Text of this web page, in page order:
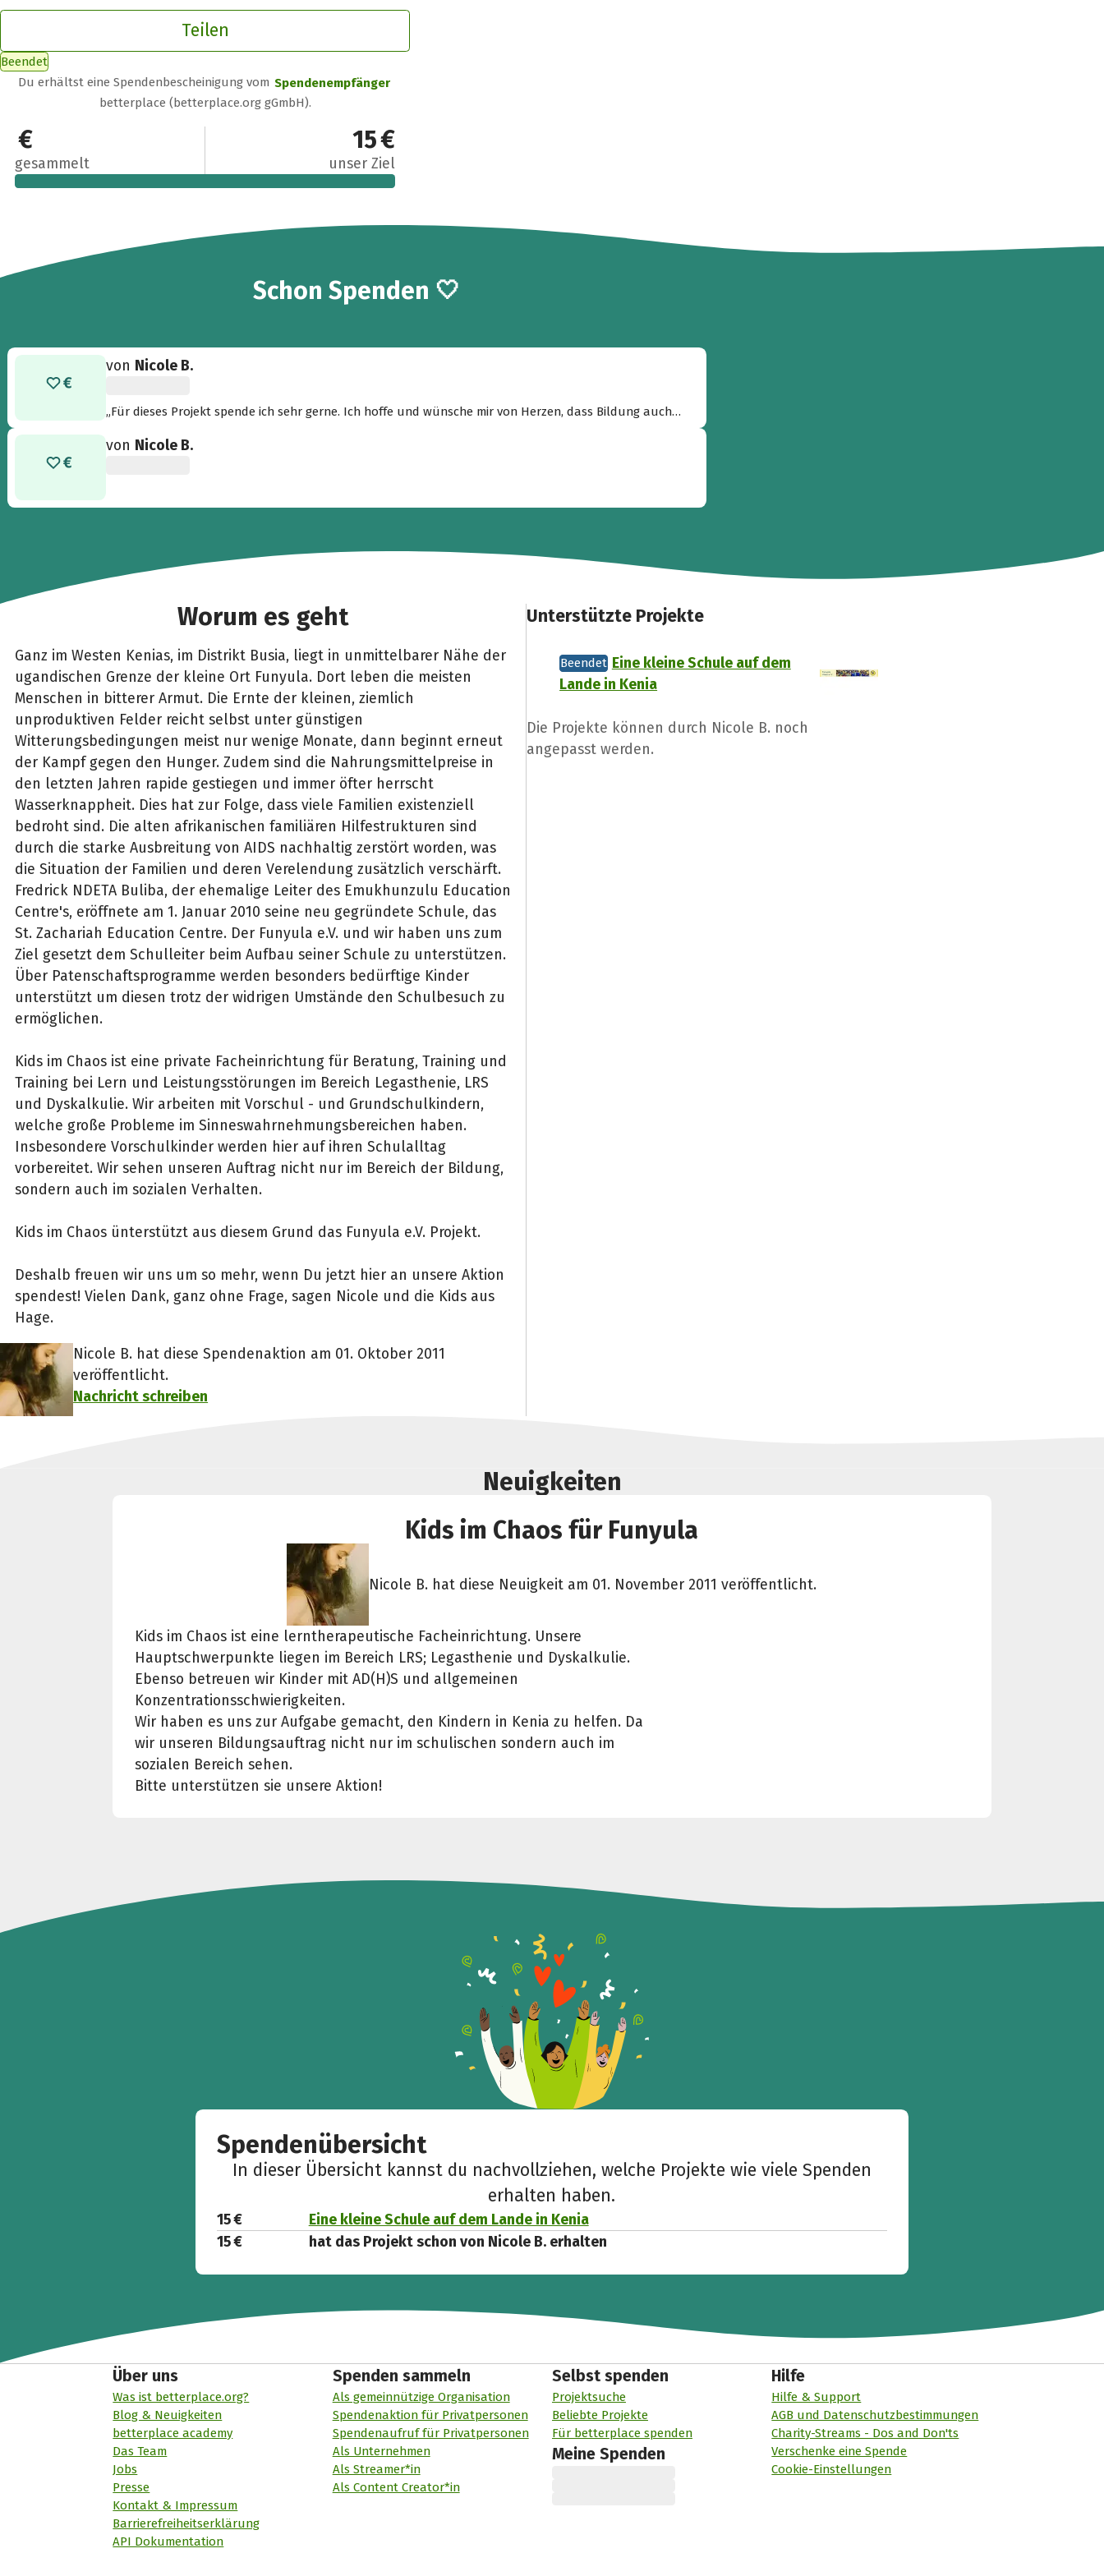
Teilen
Beendet
Du erhältst eine Spendenbescheinigung vom Spendenempfänger
betterplace (betterplace.org gGmbH).
15 €
gesammelt
15 €
unser Ziel
Schon2
Spenden 🤍
von Nicole B.
„Für dieses Projekt spende ich sehr gerne. Ich hoffe und wünsche mir von Herzen, dass Bildung auch
von Nicole B.
Worum es geht
Ganz im Westen Kenias, im Distrikt Busia, liegt in unmittelbarer Nähe der
ugandischen Grenze der kleine Ort Funyula. Dort leben die meisten
Menschen in bitterer Armut. Die Ernte der kleinen, ziemlich
unproduktiven Felder reicht selbst unter günstigen
Witterungsbedingungen meist nur wenige Monate, dann beginnt erneut
der Kampf gegen den Hunger. Zudem sind die Nahrungsmittelpreise in
den letzten Jahren rapide gestiegen und immer öfter herrscht
Wasserknappheit. Dies hat zur Folge, dass viele Familien existenziell
bedroht sind. Die alten afrikanischen familiären Hilfestrukturen sind
durch die starke Ausbreitung von AIDS nachhaltig zerstört worden, was
die Situation der Familien und deren Verelendung zusätzlich verschärft.
Fredrick NDETA Buliba, der ehemalige Leiter des Emukhunzulu Education
Centre's, eröffnete am 1. Januar 2010 seine neu gegründete Schule, das
St. Zachariah Education Centre. Der Funyula e.V. und wir haben uns zum
Ziel gesetzt dem Schulleiter beim Aufbau seiner Schule zu unterstützen.
Über Patenschaftsprogramme werden besonders bedürftige Kinder
unterstützt um diesen trotz der widrigen Umstände den Schulbesuch zu
ermöglichen.
Kids im Chaos ist eine private Facheinrichtung für Beratung, Training und
Training bei Lern und Leistungsstörungen im Bereich Legasthenie, LRS
und Dyskalkulie. Wir arbeiten mit Vorschul - und Grundschulkindern,
welche große Probleme im Sinneswahrnehmungsbereichen haben.
Insbesondere Vorschulkinder werden hier auf ihren Schulalltag
vorbereitet. Wir sehen unseren Auftrag nicht nur im Bereich der Bildung,
sondern auch im sozialen Verhalten.
Kids im Chaos ünterstützt aus diesem Grund das Funyula e.V. Projekt.
Deshalb freuen wir uns um so mehr, wenn Du jetzt hier an unsere Aktion
spendest! Vielen Dank, ganz ohne Frage, sagen Nicole und die Kids aus
Hage.
Nicole B. hat diese Spendenaktion am 01. Oktober 2011
veröffentlicht.
Nachricht schreiben
Unterstützte Projekte
Beendet Eine kleine Schule auf dem
Lande in Kenia
Die Projekte können durch Nicole B. noch
angepasst werden.
Neuigkeiten
Kids im Chaos für Funyula
Nicole B. hat diese Neuigkeit am 01. November 2011 veröffentlicht.
Kids im Chaos ist eine lerntherapeutische Facheinrichtung. Unsere
Hauptschwerpunkte liegen im Bereich LRS; Legasthenie und Dyskalkulie.
Ebenso betreuen wir Kinder mit AD(H)S und allgemeinen
Konzentrationsschwierigkeiten.
Wir haben es uns zur Aufgabe gemacht, den Kindern in Kenia zu helfen. Da
wir unseren Bildungsauftrag nicht nur im schulischen sondern auch im
sozialen Bereich sehen.
Bitte unterstützen sie unsere Aktion!
Spendenübersicht
In dieser Übersicht kannst du nachvollziehen, welche Projekte wie viele Spenden
erhalten haben.
15 €
Eine kleine Schule auf dem Lande in Kenia
15 €
hat das Projekt schon von Nicole B. erhalten
Über uns
Was ist betterplace.org?
Blog & Neuigkeiten
betterplace academy
Das Team
Jobs
Presse
Kontakt & Impressum
Barrierefreiheitserklärung
API Dokumentation
Spenden sammeln
Als gemeinnützige Organisation
Spendenaktion für Privatpersonen
Spendenaufruf für Privatpersonen
Als Unternehmen
Als Streamer*in
Als Content Creator*in
Selbst spenden
Projektsuche
Beliebte Projekte
Für betterplace spenden
Meine Spenden
Hilfe
Hilfe & Support
AGB und Datenschutzbestimmungen
Charity-Streams - Dos and Don'ts
Verschenke eine Spende
Cookie-Einstellungen